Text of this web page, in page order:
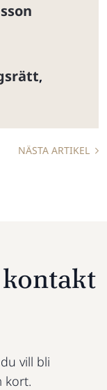
,
NÄSTA ARTIKEL
vill bli
kort.